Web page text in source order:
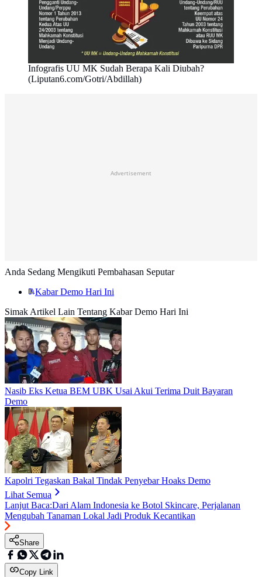
Infografis UU MK Sudah Berapa Kali Diubah?
(Liputan6.com/Gotri/Abdillah)
Advertisement
Anda Sedang Mengikuti Pembahasan Seputar
Kabar Demo Hari Ini
Simak Artikel Lain Tentang Kabar Demo Hari Ini
Nasib Eks Ketua BEM UBK Usai Akui Terima Duit Bayaran
Demo
Kapolri Tegaskan Bakal Tindak Penyebar Hoaks Demo
Lihat Semua
Lanjut Baca:Dari Alam Indonesia ke Botol Skincare, Perjalanan
Mengubah Tanaman Lokal Jadi Produk Kecantikan
Share
Copy Link